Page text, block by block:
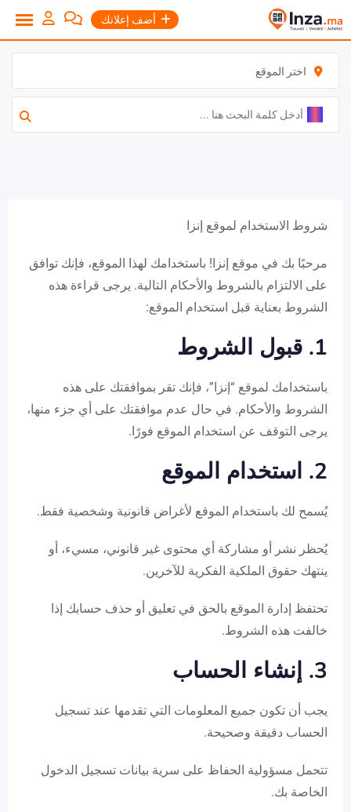
إلى
المحتوى
أضف إعلانك
اختر الموقع
شروط الاستخدام لموقع إنزا
مرحبًا بك في موقع إنزا! باستخدامك لهذا الموقع، فإنك توافق
على الالتزام بالشروط والأحكام التالية. يرجى قراءة هذه
الشروط بعناية قبل استخدام الموقع:
1. قبول الشروط
باستخدامك لموقع “إنزا”، فإنك تقر بموافقتك على هذه
الشروط والأحكام. في حال عدم موافقتك على أي جزء منها،
يرجى التوقف عن استخدام الموقع فورًا.
2. استخدام الموقع
يُسمح لك باستخدام الموقع لأغراض قانونية وشخصية فقط.
يُحظر نشر أو مشاركة أي محتوى غير قانوني، مسيء، أو
ينتهك حقوق الملكية الفكرية للآخرين.
تحتفظ إدارة الموقع بالحق في تعليق أو حذف حسابك إذا
خالفت هذه الشروط.
3. إنشاء الحساب
يجب أن تكون جميع المعلومات التي تقدمها عند تسجيل
الحساب دقيقة وصحيحة.
تتحمل مسؤولية الحفاظ على سرية بيانات تسجيل الدخول
الخاصة بك.